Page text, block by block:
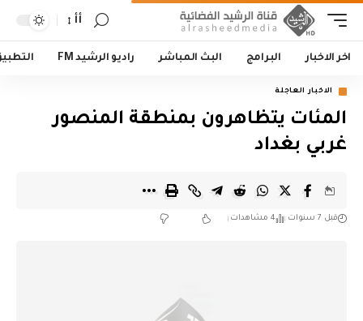
أأ
اخر الاخبار البرامج البث المباشر راديو الرشيد FM
الاخبار العاجلة
المئات يتظاهرون بمنطقة المنصور
غربي بغداد
قبل 7 سنوات 4 مشاهدات